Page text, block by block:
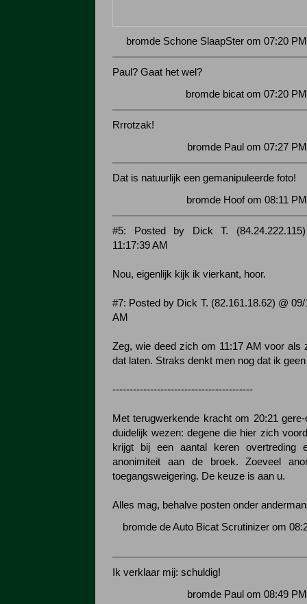
bromde Schone SlaapSter om 07:20
Paul? Gaat het wel?
bromde bicat om 07:20
Rrrotzak!
bromde Paul om 07:27
Dat is natuurlijk een gemanipuleerde foto!
bromde Hoof om 08:11
#5: Posted by Dick T.
11:17:39 AM
Nou, eigenlijk kijk ik vierkant, hoor.
#7: Posted by Dick T. (82.161.18.62) @
AM
Zeg, wie deed zich om 11:17 AM voor als
dat laten. Straks denkt men nog dat ik
-----------------------------------------
Met terugwerkende kracht om 20:21
duidelijk wezen: degene die hier zich
krijgt bij een aantal keren overtreding
anonimiteit aan de broek. Zoeveel
toegangsweigering. De keuze is aan u.
Alles mag, behalve posten onder
bromde de Auto Bicat Scrutinizer om
Ik verklaar mij: schuldig!
bromde Paul om 08:49